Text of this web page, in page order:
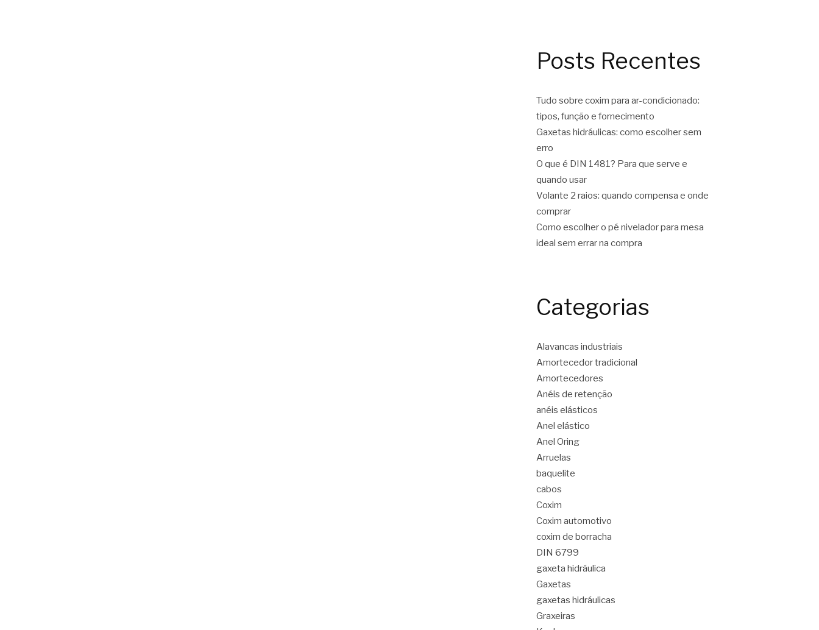
Posts Recentes
Tudo sobre coxim para ar-condicionado:
tipos, função e fornecimento
Gaxetas hidráulicas: como escolher sem
erro
O que é DIN 1481? Para que serve e
quando usar
Volante 2 raios: quando compensa e onde
comprar
Como escolher o pé nivelador para mesa
ideal sem errar na compra
Categorias
Alavancas industriais
Amortecedor tradicional
Amortecedores
Anéis de retenção
anéis elásticos
Anel elástico
Anel Oring
Arruelas
baquelite
cabos
Coxim
Coxim automotivo
coxim de borracha
DIN 6799
gaxeta hidráulica
Gaxetas
gaxetas hidráulicas
Graxeiras